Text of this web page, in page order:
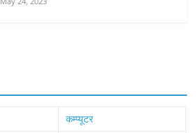
कम्प्यूटर